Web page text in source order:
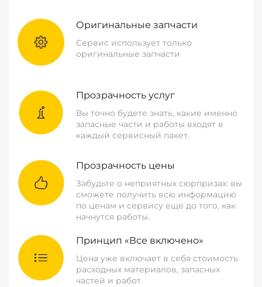
Оригинальные запчасти
Сервис использует только
оригинальные запчасти
Прозрачность услуг
Вы точно будете знать, какие именно
запасные части и работы входят в
каждый сервисный пакет.
Прозрачность цены
Забудьте о неприятных сюрпризах: вы
сможете получить всю информацию
по ценам и сервису еще до того, как
начнутся работы.
Принцип «Все включено»
Цена уже включает в себя стоимость
расходных материалов, запасных
частей и работ.